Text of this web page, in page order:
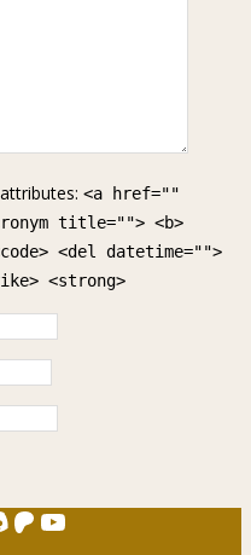
<a href=""
title=""> <b>
<del datetime="">
<strong>
Patreon
YouTube